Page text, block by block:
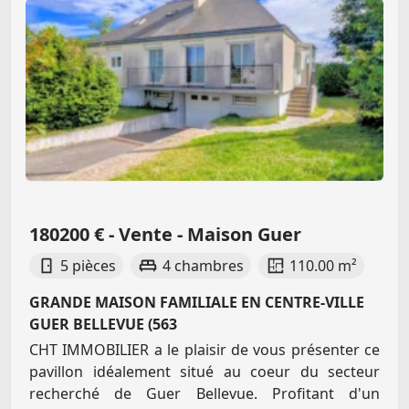
180200 € - Vente - Maison Guer
5 pièces 4 chambres
110.00 m²
GRANDE MAISON FAMILIALE EN CENTRE-VILLE
GUER BELLEVUE (563
CHT IMMOBILIER a le plaisir de vous présenter ce
pavillon idéalement situé au coeur du secteur
recherché de Guer Bellevue. Profitant d'un